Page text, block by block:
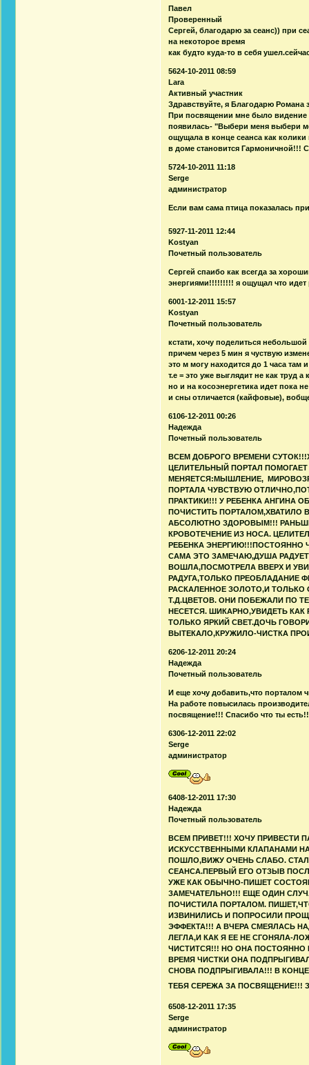
Павел
Проверенный
Сергей, благодарю за сеанс)) при
на некоторое время
как будто куда-то в себя
5624-10-2011 08:59
Lara
Активный участник
Здравствуйте, я Благодарю
При посвящении мне было видение
появилась- "Выбери меня выбери
ощущала в конце сеанса как
в доме становится Гармоничной!!!
5724-10-2011 11:18
Serge
администратор
Если вам сама птица показалась
5927-11-2011 12:44
Kostyan
Почетный пользователь
Cергей спаибо как всегда за
энергиями!!!!!!!!! я ощущал что идет
6001-12-2011 15:57
Kostyan
Почетный пользователь
кстати, хочу поделиться
причем через 5 мин я чуствую
это м могу находится до 1 часа там
т.е = это уже выглядит не как труд
но и на косоэнергетика идет пока
и сны отличается (кайфовые),
6106-12-2011 00:26
Надежда
Почетный пользователь
ВСЕМ ДОБРОГО ВРЕМЕНИ
ЦЕЛИТЕЛЬНЫЙ ПОРТАЛ
МЕНЯЕТСЯ:МЫШЛЕНИЕ,
ПОРТАЛА ЧУВСТВУЮ
ПРАКТИКИ!!! У РЕБЕНКА АНГИНА
ПОЧИСТИТЬ ПОРТАЛОМ,ХВАТИЛО
АБСОЛЮТНО ЗДОРОВЫМ!!!
КРОВОТЕЧЕНИЕ ИЗ НОСА.
РЕБЕНКА ЭНЕРГИЮ!!!ПОСТОЯННО
САМА ЭТО ЗАМЕЧАЮ,ДУША
ВОШЛА,ПОСМОТРЕЛА ВВЕРХ И
РАДУГА,ТОЛЬКО ПРЕОБЛАДАНИЕ
РАСКАЛЕННОЕ ЗОЛОТО,И ТОЛЬКО
Т.Д.ЦВЕТОВ. ОНИ ПОБЕЖАЛИ ПО
НЕСЕТСЯ. ШИКАРНО,УВИДЕТЬ КАК
ТОЛЬКО ЯРКИЙ СВЕТ.ДОЧЬ
ВЫТЕКАЛО,КРУЖИЛО-ЧИСТКА
6206-12-2011 20:24
Надежда
Почетный пользователь
И еще хочу добавить,что порталом
На работе повысилась
посвящение!!! Спасибо что ты
6306-12-2011 22:02
Serge
администратор
6408-12-2011 17:30
Надежда
Почетный пользователь
ВСЕМ ПРИВЕТ!!! ХОЧУ ПРИВЕСТИ
ИСКУССТВЕННЫМИ КЛАПАНАМИ
ПОШЛО,ВИЖУ ОЧЕНЬ СЛАБО.
СЕАНСА.ПЕРВЫЙ ЕГО ОТЗЫВ
УЖЕ КАК ОБЫЧНО-ПИШЕТ
ЗАМЕЧАТЕЛЬНО!!! ЕЩЕ ОДИН
ПОЧИСТИЛА ПОРТАЛОМ.
ИЗВИНИЛИСЬ И ПОПРОСИЛИ
ЭФФЕКТА!!! А ВЧЕРА СМЕЯЛАСЬ
ЛЕГЛА,И КАК Я ЕЕ НЕ СГОНЯЛА-
ЧИСТИТСЯ!!! НО ОНА ПОСТОЯННО
ВРЕМЯ ЧИСТКИ ОНА
СНОВА ПОДПРЫГИВАЛА!!! В
ТЕБЯ СЕРЕЖА ЗА ПОСВЯЩЕНИЕ!!!
6508-12-2011 17:35
Serge
администратор